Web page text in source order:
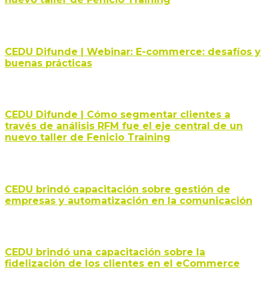
CEDU Difunde | Webinar: E-commerce: desafíos y
buenas prácticas
CEDU Difunde | Cómo segmentar clientes a
través de análisis RFM fue el eje central de un
nuevo taller de Fenicio Training
CEDU brindó capacitación sobre gestión de
empresas y automatización en la comunicación
CEDU brindó una capacitación sobre la
fidelización de los clientes en el eCommerce